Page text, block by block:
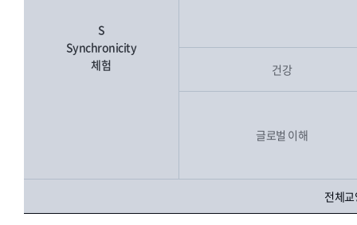
S
Synchronicity
체험
건강
글로벌 이해
전체